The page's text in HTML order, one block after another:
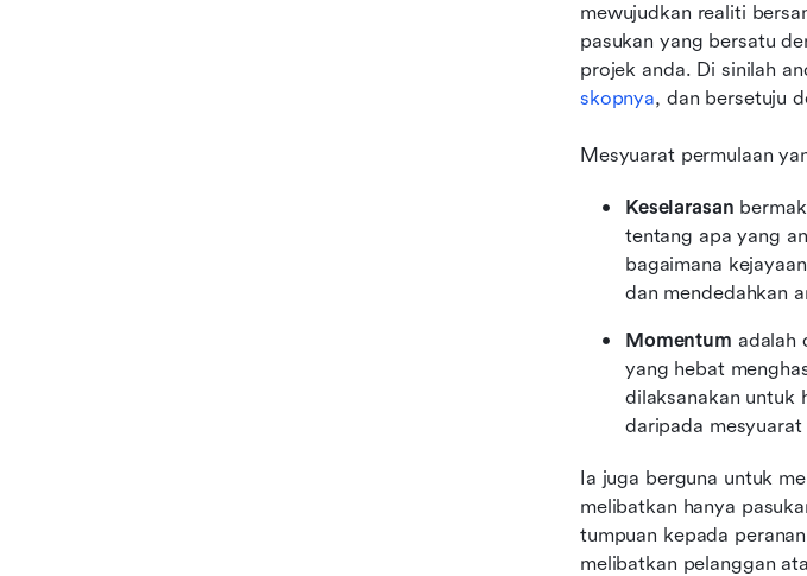
mewujudkan realiti
pasukan yang bersatu
projek anda. Di sinilah
skopnya, dan bersetuju
Mesyuarat permulaan
Keselarasan
tentang apa yang
bagaimana
dan mendedahkan
Momentum adalah
yang hebat
dilaksanakan untuk
daripada
Ia juga berguna untuk
melibatkan hanya
tumpuan kepada
melibatkan pelanggan